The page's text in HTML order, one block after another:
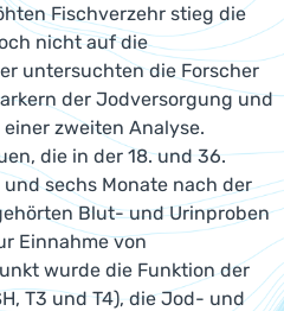
Fischverzehr stieg die
nicht auf die
untersuchten die Forscher
der Jodversorgung und
zweiten Analyse.
die in der 18. und 36.
sechs Monate nach der
Blut- und Urinproben
Einnahme von
wurde die Funktion der
T3 und T4), die Jod- und